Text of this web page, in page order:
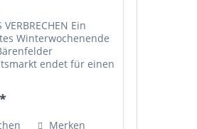
VERBRECHEN Ein
Winterwochenende
endet für einen
auf der Bühne? Ein
Merken